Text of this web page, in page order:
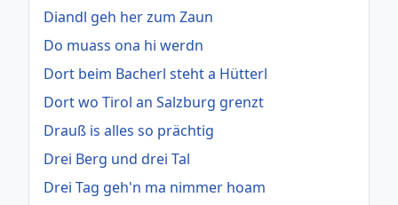
Diandl geh her zum Zaun
Do muass ona hi werdn
Dort beim Bacherl steht a Hütterl
Dort wo Tirol an Salzburg grenzt
Drauß is alles so prächtig
Drei Berg und drei Tal
Drei Tag geh'n ma nimmer hoam